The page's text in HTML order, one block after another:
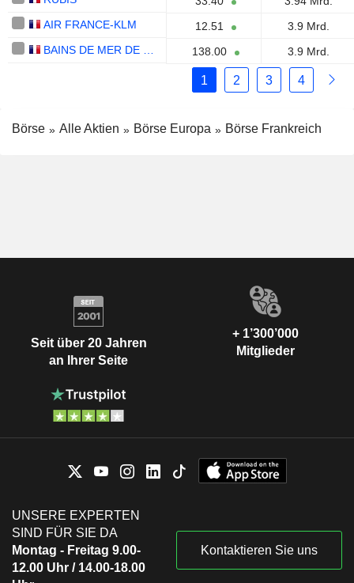
AIR FRANCE-KLM
12.51
3.9 Mrd.
138.00 3.9 Mrd.
1 2 3 4
Börse Alle Aktien Börse Europa Börse Frankreich
Seit über 20 Jahren
an Ihrer Seite
+ 1’300’000
Mitglieder
UNSERE EXPERTEN
SIND FÜR SIE DA
Montag - Freitag 9.00-
12.00 Uhr / 14.00-18.00
Kontaktieren Sie uns